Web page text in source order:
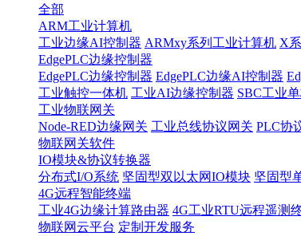
全部
ARM工业计算机
工业边缘AI控制器 ARMxy系列工业计算机 X
EdgePLC边缘控制器
EdgePLC边缘控制器 EdgePLC边缘AI控制器
工业触控一体机 工业AI边缘控制器 SBC工业
工业物联网关
Node-RED边缘网关 工业总线协议网关 PLC协
物联网关软件
IO模块&协议转换器
分布式I/O系统 坚固型双以太网IO模块 坚固型
4G远程智能终端
工业4G边缘计算路由器 4G工业RTU远程遥测
物联网云平台 定制开发服务